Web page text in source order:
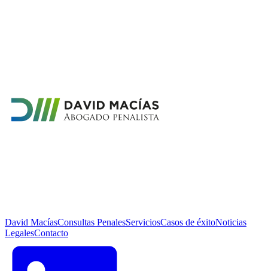
David MacíasConsultas PenalesServiciosCasos de éxitoNoticias
LegalesContacto